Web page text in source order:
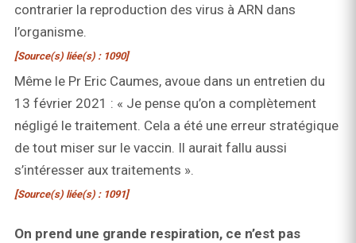
contrarier la reproduction des virus à ARN dans
l’organisme.
[Source(s) liée(s) : 1090]
Même le Pr Eric Caumes, avoue dans un entretien du
13 février 2021 : « Je pense qu’on a complètement
négligé le traitement. Cela a été une erreur stratégique
de tout miser sur le vaccin. Il aurait fallu aussi
s’intéresser aux traitements ».
[Source(s) liée(s) : 1091]
On prend une grande respiration, ce n’est pas